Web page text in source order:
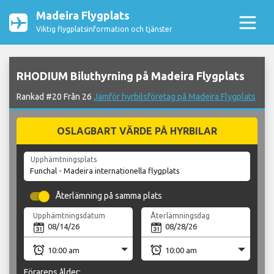
Madeira Flygplats
Viktig flygplatsinformation och tjänster
RHODIUM Biluthyrning på Madeira Flygplats
Rankad #20 Från 26 Jämför hyrbilsföretag på Madeira Flygplats
OSLAGBART VÄRDE PÅ HYRBILAR
Upphämtningsplats
Återlämning på samma plats
Upphämtningsdatum Återlämningsdag